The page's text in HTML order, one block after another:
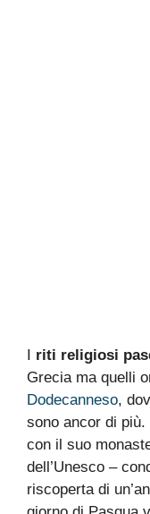
I riti religiosi
Grecia ma quelli
Dodecanneso,
sono ancor di più.
con il suo
dell’Unesco –
riscoperta di